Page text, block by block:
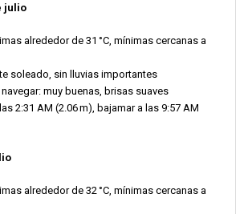
julio
alrededor de 31 °C, mínimas cercanas a
soleado, sin lluvias importantes
muy buenas, brisas suaves
2:31 AM (2.06 m), bajamar a las 9:57 AM
alrededor de 32 °C, mínimas cercanas a